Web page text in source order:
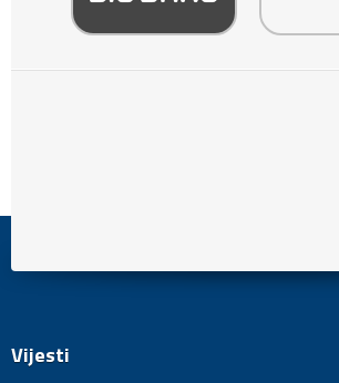
Vijesti